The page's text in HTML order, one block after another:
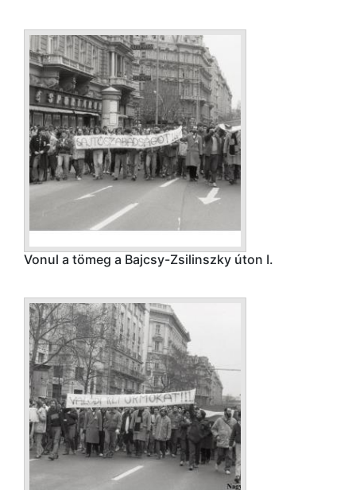
Vonul a tömeg a Bajcsy-Zsilinszky úton I.